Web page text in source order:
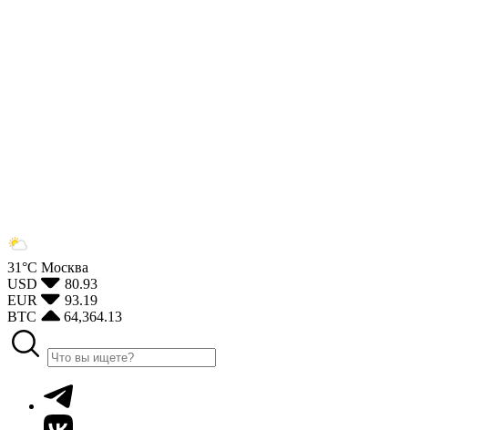
31°С Москва
USD
80.93
EUR
93.19
BTC
64,364.13